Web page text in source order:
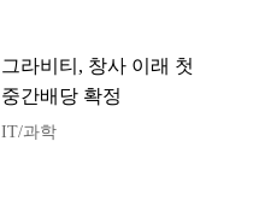
그라비티, 창사 이래 첫
중간배당 확정
IT/과학